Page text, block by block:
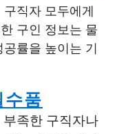
직자 모두에게
구인 정보는 물
률을 높이는 기
수품
족한 구직자나